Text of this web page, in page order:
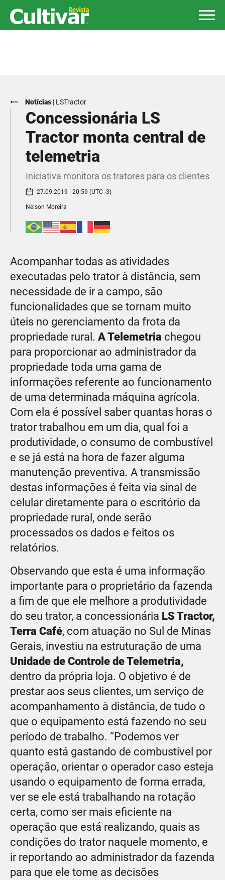
Notícias | LSTractor
Concessionária LS
Tractor monta central de
telemetria
Iniciativa monitora os tratores para os clientes
27.09.2019 | 20:59 (UTC -3)
Nelson Moreira​
Acompanhar todas as atividades
executadas pelo trator à distância, sem
necessidade de ir a campo, são
funcionalidades que se tornam muito
úteis no gerenciamento da frota da
propriedade rural. A Telemetria chegou
para proporcionar ao administrador da
propriedade toda uma gama de
informações referente ao funcionamento
de uma determinada máquina agrícola.
Com ela é possível saber quantas horas o
trator trabalhou em um dia, qual foi a
produtividade, o consumo de combustível
e se já está na hora de fazer alguma
manutenção preventiva. A transmissão
destas informações é feita via sinal de
celular diretamente para o escritório da
propriedade rural, onde serão
processados os dados e feitos os
relatórios.
Observando que esta é uma informação
importante para o proprietário da fazenda
a fim de que ele melhore a produtividade
do seu trator, a concessionária LS Tractor,
Terra Café, com atuação no Sul de Minas
Gerais, investiu na estruturação de uma
Unidade de Controle de Telemetria,
dentro da própria loja. O objetivo é de
prestar aos seus clientes, um serviço de
acompanhamento à distância, de tudo o
que o equipamento está fazendo no seu
período de trabalho. “Podemos ver
quanto está gastando de combustível por
operação, orientar o operador caso esteja
usando o equipamento de forma errada,
ver se ele está trabalhando na rotação
certa, como ser mais eficiente na
operação que está realizando, quais as
condições do trator naquele momento, e
ir reportando ao administrador da fazenda
para que ele tome as decisões